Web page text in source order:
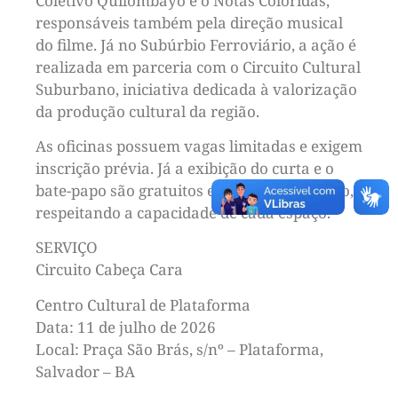
responsáveis também pela direção musical
do filme. Já no Subúrbio Ferroviário, a ação é
realizada em parceria com o Circuito Cultural
Suburbano, iniciativa dedicada à valorização
da produção cultural da região.
As oficinas possuem vagas limitadas e exigem
inscrição prévia. Já a exibição do curta e o
bate-papo são gratuitos e abertos ao público,
respeitando a capacidade de cada espaço.
SERVIÇO
Circuito Cabeça Cara
Centro Cultural de Plataforma
Data: 11 de julho de 2026
Local: Praça São Brás, s/nº – Plataforma,
Salvador – BA